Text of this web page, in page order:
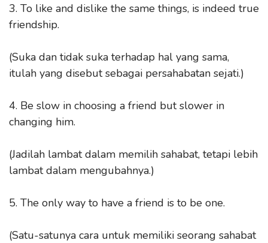
3. To like and dislike the same things, is indeed true
friendship.
(Suka dan tidak suka terhadap hal yang sama,
itulah yang disebut sebagai persahabatan sejati.)
4. Be slow in choosing a friend but slower in
changing him.
(Jadilah lambat dalam memilih sahabat, tetapi lebih
lambat dalam mengubahnya.)
5. The only way to have a friend is to be one.
(Satu-satunya cara untuk memiliki seorang sahabat